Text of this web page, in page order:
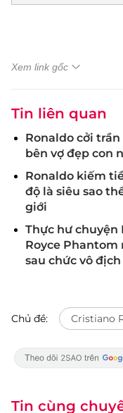
Xem link gốc
Tin liên quan
Ronaldo cởi
bên vợ đẹp con
Ronaldo kiếm
độ là siêu sao
giới
Thực hư chuyện
Royce Phantom
sau chức vô địch
Chủ đề: Cristiano
Tin cùng